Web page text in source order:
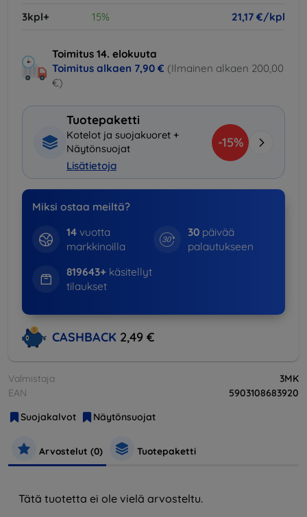
3kpl+ 15% 21,17 €/kpl
Toimitus 14. elokuuta
Toimitus alkaen 7,90 € (Ilmainen alkaen 200,00
€)
Tuotepaketti
Kotelot ja suojakuoret +
Näytönsuojat
Lisätietoja
-15%
Miksi ostaa meiltä?
14vuotta
markkinoilla
30 päivää
palautukseen
819643+käsitellyt
tilaukset
CASHBACK 2,49 €
Valmistaja
3MK
EAN
5903108683920
Suojakalvot
Näytönsuojat
Arvostelut (0) Tuotepaketti
Tätä tuotetta ei ole vielä arvosteltu.